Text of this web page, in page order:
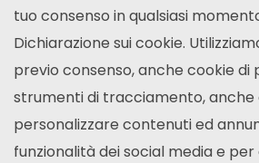
tuo consenso in qualsiasi
Dichiarazione sui cookie.
previo consenso, anche cookie di
strumenti di tracciamento,
personalizzare contenuti ed
funzionalità dei social media e